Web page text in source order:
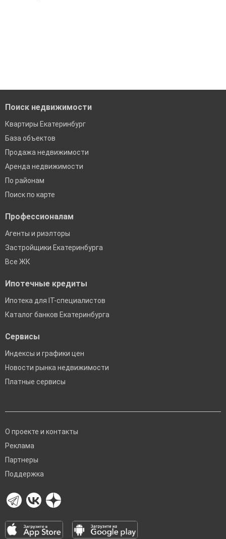
Поиск недвижимости
Квартиры Екатеринбург
База объектов
Продажа недвижимости
Аренда недвижимости
По районам
Поиск по карте
Профессионалам
Агенты и риэлторы
Застройщики Екатеринбурга
Все ЖК
Ипотечные кредиты
Ипотека для IT-специалистов
Каталог банков Екатеринбурга
Сервисы
Индексы и графики цен
Новости рынка недвижимости
Платные сервисы
О проекте и контакты
Реклама
Партнеры
Поддержка